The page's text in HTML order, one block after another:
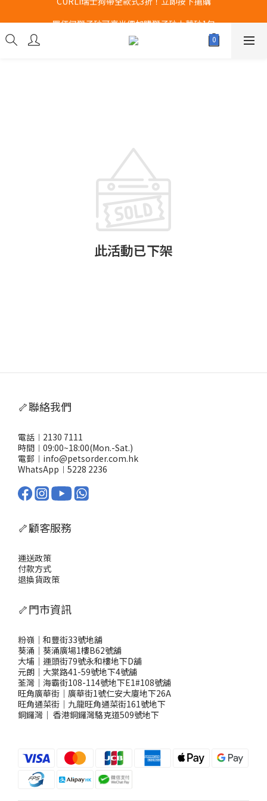
買任何獅子砂可享半價加購獅子砂木薯砂1包
Airbuggy 全線現貨8折！立即點擊火速搶購
此活動已下架
🦴聯絡我們
電話︱2130 7111
時間︱09:00~18:00(Mon.-Sat.)
電郵︱info@petsorder.com.hk
WhatsApp︱ 5228 2236
🦴顧客服務
運送政策
付款方式
退換貨政策
🦴門市資訊
粉嶺｜和豐街33號地舖
葵涌｜葵涌廣場1樓B62號舖
大埔｜運頭街79號永和樓地下D舖
元朗｜大棠路41-59號地下4號舖
荃灣｜海霸街108-114號地下E1#108號舖
旺角廣華街｜廣華街1號仁安大廈地下26A
旺角通菜街｜九龍旺角通菜街161號地下
銅鑼灣 ｜ 香港銅鑼灣駱克道509號地下